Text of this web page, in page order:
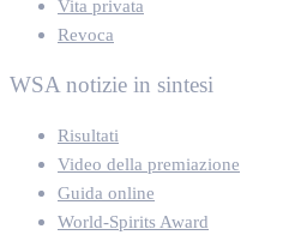
Vita privata
Revoca
WSA notizie in sintesi
Risultati
Video della premiazione
Guida online
World-Spirits Award